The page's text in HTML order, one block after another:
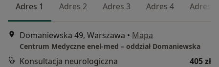
Adres 1 Adres 2 Adres 3 Adres 4 Adres 5
Domaniewska 49, Warszawa • Mapa
Centrum Medyczne enel-med – oddział Domaniewska
Konsultacja neurologiczna
405 zł